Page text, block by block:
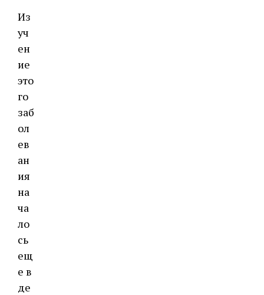
Из
уч
ен
ие
это
го
заб
ол
ев
ан
ия
на
ча
ло
сь
ещ
е в
де